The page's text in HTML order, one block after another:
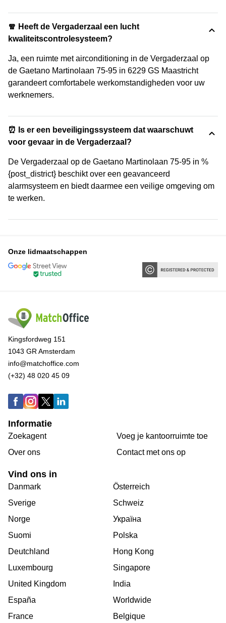
🧣 Heeft de Vergaderzaal een lucht
kwaliteitscontrolesysteem?
Ja, een ruimte met airconditioning in de Vergaderzaal op
de Gaetano Martinolaan 75-95 in 6229 GS Maastricht
garandeert comfortabele werkomstandigheden voor uw
werknemers.
⏰ Is er een beveiligingssysteem dat waarschuwt
voor gevaar in de Vergaderzaal?
De Vergaderzaal op de Gaetano Martinolaan 75-95 in %
{post_district} beschikt over een geavanceerd
alarmsysteem en biedt daarmee een veilige omgeving om
te werken.
Onze lidmaatschappen
Kingsfordweg 151
1043 GR Amsterdam
info@matchoffice.com
(+32) 48 020 45 09
Informatie
Zoekagent
Over ons
Voeg je kantoorruimte toe
Сontact met ons op
Vind ons in
Danmark
Sverige
Norge
Suomi
Deutchland
Luxembourg
United Kingdom
España
France
Österreich
Schweiz
Україна
Polska
Hong Kong
Singapore
India
Worldwide
Belgique